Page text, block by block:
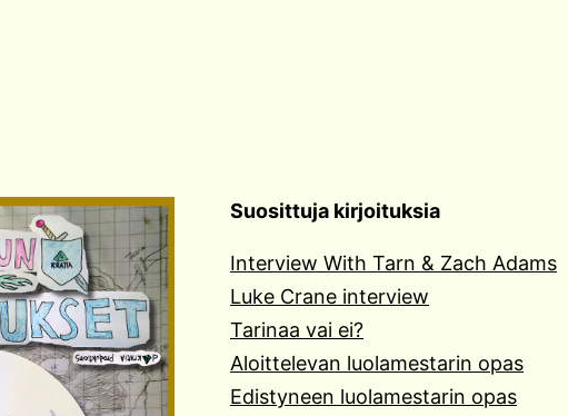
Suosittuja kirjoituksia
Interview With Tarn & Zach Adams
Luke Crane interview
Tarinaa vai ei?
Aloittelevan luolamestarin opas
Edistyneen luolamestarin opas